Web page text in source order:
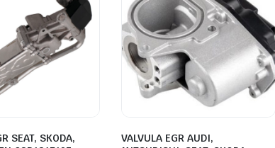
SEAT, SKODA,
VALVULA EGR AUDI,